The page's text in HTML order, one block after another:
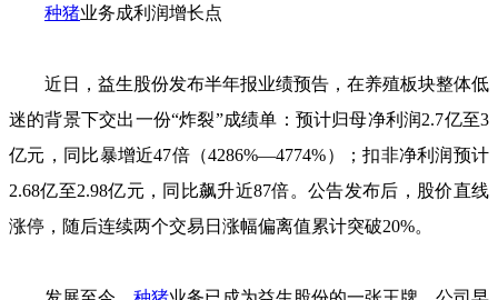
种猪业务成利润增长点
近日，益生股份发布半年报业绩预告，在养殖板块整体低
迷的背景下交出一份“炸裂”成绩单：预计归母净利润2.7亿至3
亿元，同比暴增近47倍（4286%—4774%）；扣非净利润预计
2.68亿至2.98亿元，同比飙升近87倍。公告发布后，股价直线
涨停，随后连续两个交易日涨幅偏离值累计突破20%。